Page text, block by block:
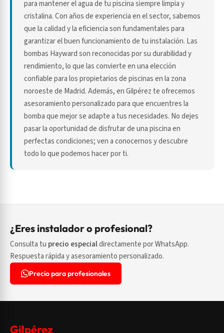
para mantener el agua de tu piscina siempre limpia y
cristalina. Con años de experiencia en el sector, sabemos
que la calidad y la eficiencia son fundamentales para
garantizar el buen funcionamiento de tu instalación. Las
bombas Hayward son reconocidas por su durabilidad y
rendimiento, lo que las convierte en una elección
confiable para los propietarios de piscinas en la zona
noroeste de Madrid. Además, en Gilpérez te ofrecemos
asesoramiento personalizado para que encuentres la
bomba que mejor se adapte a tus necesidades. No dejes
pasar la oportunidad de disfrutar de una piscina en
perfectas condiciones; ven a conocernos y descubre
todo lo que podemos hacer por ti.
¿Eres instalador o profesional?
Consulta tu precio especialdirectamente por WhatsApp.
Respuesta rápida y asesoramiento personalizado.
Precio para profesionales
Gilpérez